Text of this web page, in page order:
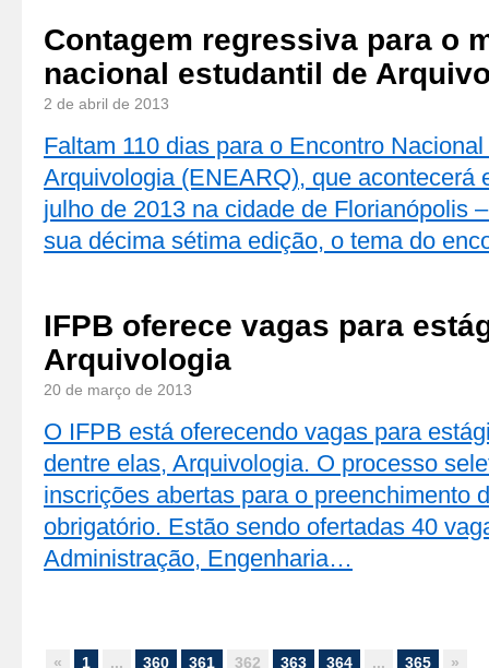
Contagem regressiva para o
nacional estudantil de
2 de abril de 2013
Faltam 110 dias para o Encontro
Arquivologia (ENEARQ), que acontecerá
julho de 2013 na cidade de Florianópolis
sua décima sétima edição, o tema do
IFPB oferece vagas para
Arquivologia
20 de março de 2013
O IFPB está oferecendo vagas para
dentre elas, Arquivologia. O processo
inscrições abertas para o preenchimento
obrigatório. Estão sendo ofertadas 40
Administração, Engenharia…
« 1 ... 360 361 362 363 364 ... 365 »